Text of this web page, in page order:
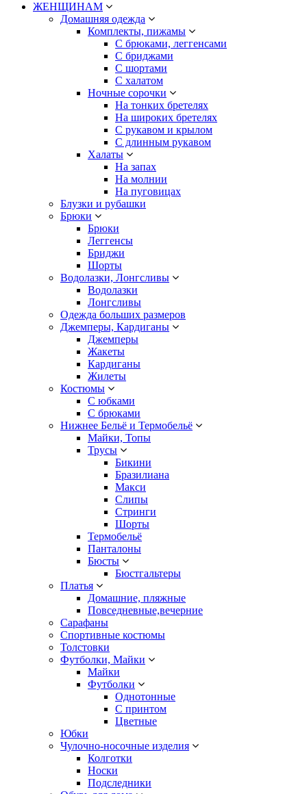
ЖЕНЩИНАМ
Домашняя одежда
Комплекты, пижамы
С брюками, леггенсами
С бриджами
С шортами
С халатом
Ночные сорочки
На тонких бретелях
На широких бретелях
С рукавом и крылом
С длинным рукавом
Халаты
На запах
На молнии
На пуговицах
Блузки и рубашки
Брюки
Брюки
Леггенсы
Бриджи
Шорты
Водолазки, Лонгсливы
Водолазки
Лонгсливы
Одежда больших размеров
Джемперы, Кардиганы
Джемперы
Жакеты
Кардиганы
Жилеты
Костюмы
С юбками
С брюками
Нижнее Бельё и Термобельё
Майки, Топы
Трусы
Бикини
Бразилиана
Макси
Слипы
Стринги
Шорты
Термобельё
Панталоны
Бюсты
Бюстгальтеры
Платья
Домашние, пляжные
Повседневные,вечерние
Сарафаны
Спортивные костюмы
Толстовки
Футболки, Майки
Майки
Футболки
Однотонные
С принтом
Цветные
Юбки
Чулочно-носочные изделия
Колготки
Носки
Подследники